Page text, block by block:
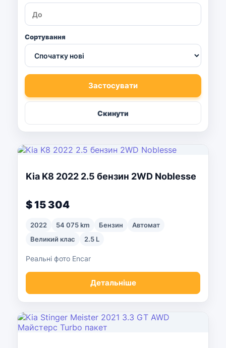
Сортування
Застосувати
Скинути
Kia K8 2022 2.5 бензин 2WD Noblesse
$ 15 304
2022 54 075 km Бензин
Автомат
Великий клас
2.5 L
Реальні фото Encar
Детальніше